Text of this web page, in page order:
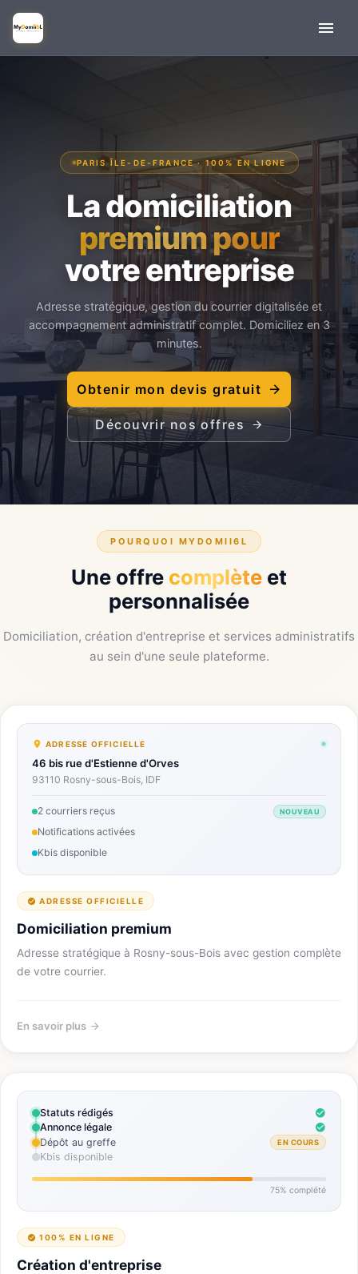
PARIS ÎLE-DE-FRANCE · 100% EN LIGNE
La domiciliation
premium pour
votre entreprise
Adresse stratégique, gestion du courrier digitalisée et
accompagnement administratif complet. Domiciliez en 3
minutes.
Obtenir mon devis gratuit
Découvrir nos offres
POURQUOI MYDOMII6L
Une offre complète et
personnalisée
Domiciliation, création d'entreprise et services administratifs
au sein d'une seule plateforme.
ADRESSE OFFICIELLE
46 bis rue d'Estienne d'Orves
93110 Rosny-sous-Bois, IDF
2 courriers reçus NOUVEAU
Notifications activées
Kbis disponible
ADRESSE OFFICIELLE
Domiciliation premium
Adresse stratégique à Rosny-sous-Bois avec gestion complète
de votre courrier.
En savoir plus
Statuts rédigés
Annonce légale
Dépôt au greffe
EN COURS
Kbis disponible
75% complété
100% EN LIGNE
Création d'entreprise